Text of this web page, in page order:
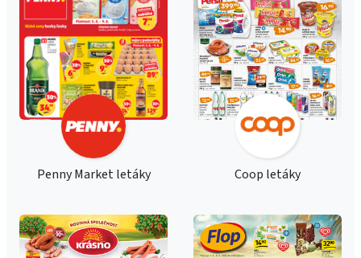
Penny Market letáky Coop letáky